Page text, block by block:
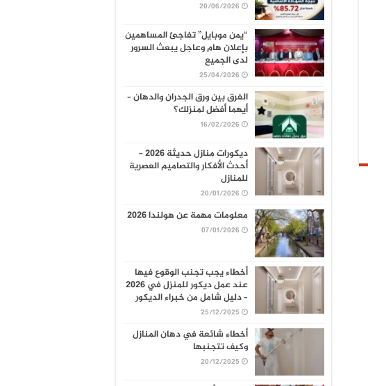
20/06/2026
“يمن موبايل” تفاجئ المساهمين
بإعلان هام وعاجل يبعث السرور
لدى الجميع
25/04/2026
الفرق بين ورق الجدران والدهان –
أيهما أفضل لمنزلك؟
16/02/2026
ديكورات منازل حديثة 2026 –
أحدث الأفكار والتصاميم العصرية
للمنازل
20/01/2026
معلومات مهمة عن هولندا 2026
07/01/2026
أخطاء يجب تجنب الوقوع فيها
عند عمل ديكور للمنزل في 2026
– دليل شامل من خبراء الديكور
25/12/2025
أخطاء شائعة في دهان المنازل
وكيف تتجنبها
20/12/2025